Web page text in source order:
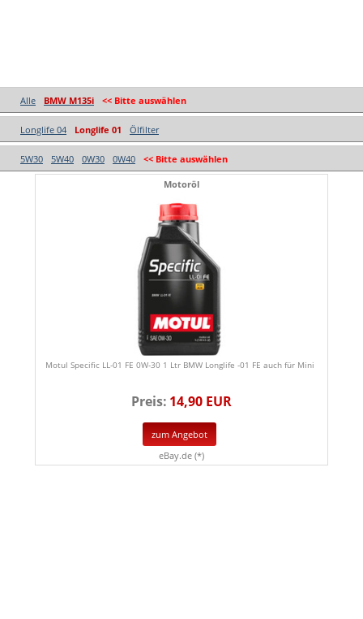
Alle BMW M135i << Bitte auswählen
Longlife 04 Longlife 01 Ölfilter
5W30 5W40 0W30 0W40 << Bitte auswählen
Motoröl
Motul Specific LL-01 FE 0W-30 1 Ltr BMW Longlife -01 FE auch für Mini
Preis: 14,90 EUR
zum Angebot
eBay.de (*)